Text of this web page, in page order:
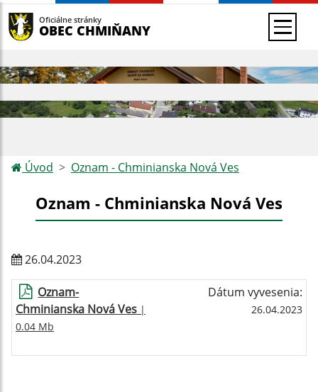
Oficiálne stránky
OBEC CHMIŇANY
Úvod Oznam - Chminianska Nová Ves
Oznam - Chminianska Nová Ves
26.04.2023
Oznam-
Chminianska Nová Ves |
0.04 Mb
Dátum vyvesenia:
26.04.2023